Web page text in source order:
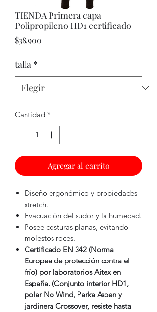
TIENDA Primera capa
Polipropileno HD1 certificado
$38.900
talla *
Cantidad *
Agregar al carrito
Diseño ergonómico y propiedades
stretch.
Evacuación del sudor y la humedad.
Posee costuras planas, evitando
molestos roces.
Certificado EN 342 (Norma
Europea de protección contra el
frío) por laboratorios Aitex en
España. (Conjunto interior HD1,
polar No Wind, Parka Aspen y
jardinera Crossover, resiste hasta